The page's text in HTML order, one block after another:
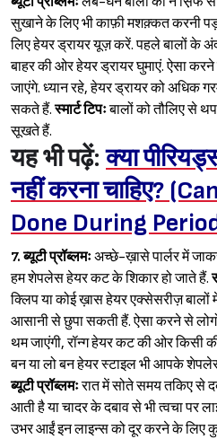
सुखाने के लिए भी काफ़ी मशक़्कत करनी
लिए हेयर ड्रायर यूज़ करें. पहले बालों के
बाहर की ओर हेयर ड्रायर घुमाएं. ऐसा
जाएंगे. ध्यान रहे, हेयर ड्रायर को अधिक
सकते हैं.स्मार्ट टिपःबालों को तौलिए से
सूखते हैं.
यह भी पढ़ें:क्या
नहीं करना चाहिए?
Done During
7.ब्यूटी प्रॉब्लमःअच्छे-ख़ासे पार्लर में
हम शेपलेस हेयर कट के शिकार हो जाते हैं.
क्लिप या कोई ख़ास हेयर एक्सेसरीज़
आसानी से छुपा सकती हैं. ऐसा करने से
थम जाएंगी, रॉन्ग हेयर कट की ओर किसी
बन या लो बन हेयर स्टाइल भी आपके
ब्यूटी प्रॉब्लमःरात में सोते समय तकिए से
आती है या चादर के दबाव से भी त्वचा पर
उभर आईं इन लाइन्स को दूर करने के लिए